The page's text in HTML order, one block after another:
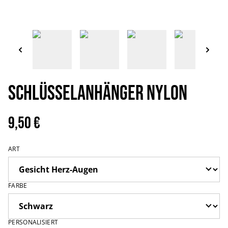
Schlüsselanhänger Nylon
9,50 €
ART
FARBE
PERSONALISIERT